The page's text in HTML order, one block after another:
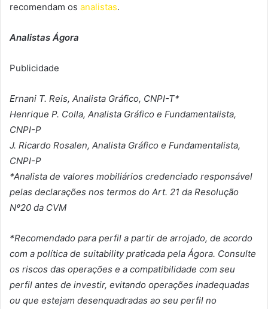
recomendam os analistas.
Analistas Ágora
Publicidade
Ernani T. Reis, Analista Gráfico, CNPI-T*
Henrique P. Colla, Analista Gráfico e Fundamentalista,
CNPI-P
J. Ricardo Rosalen, Analista Gráfico e Fundamentalista,
CNPI-P
*Analista de valores mobiliários credenciado responsável
pelas declarações nos termos do Art. 21 da Resolução
Nº20 da CVM
*Recomendado para perfil a partir de arrojado, de acordo
com a política de suitability praticada pela Ágora. Consulte
os riscos das operações e a compatibilidade com seu
perfil antes de investir, evitando operações inadequadas
ou que estejam desenquadradas ao seu perfil no